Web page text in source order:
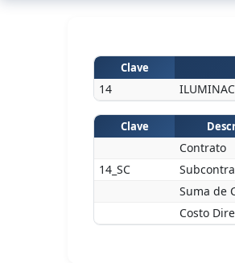
Clave
14
Clave
Contrato
14_SC
Suma de
Costo